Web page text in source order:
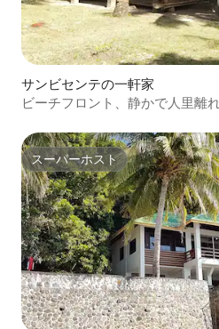
サンビセンテの一軒家
ビーチフロント、静かで人里離
スーパーホスト
スーパーホスト